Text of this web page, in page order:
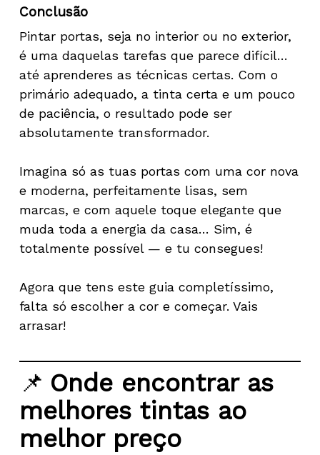
Conclusão
Pintar portas, seja no interior ou no exterior,
é uma daquelas tarefas que parece difícil…
até aprenderes as técnicas certas. Com o
primário adequado, a tinta certa e um pouco
de paciência, o resultado pode ser
absolutamente transformador.
Imagina só as tuas portas com uma cor nova
e moderna, perfeitamente lisas, sem
marcas, e com aquele toque elegante que
muda toda a energia da casa… Sim, é
totalmente possível — e tu consegues!
Agora que tens este guia completíssimo,
falta só escolher a cor e começar. Vais
arrasar!
📌 Onde encontrar as
melhores tintas ao
melhor preço